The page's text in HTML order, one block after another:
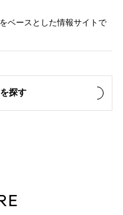
ベースとした情報サイトで
探す